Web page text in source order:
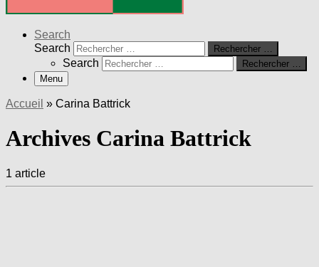
Search
Search
Rechercher …
Search
Rechercher …
Menu
Accueil » Carina Battrick
Archives Carina Battrick
1 article